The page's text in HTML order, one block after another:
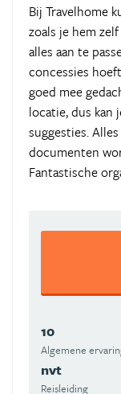
Bij Travelhome
zoals je hem
alles aan te
concessies
goed mee
locatie, dus kan
suggesties.
documenten
Fantastische
10
Algemene
nvt
Reisleiding